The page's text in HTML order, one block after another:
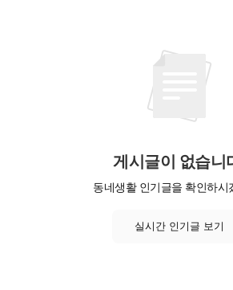
게시글이 없습니
동네생활 인기글을 확인하시
실시간 인기글 보기